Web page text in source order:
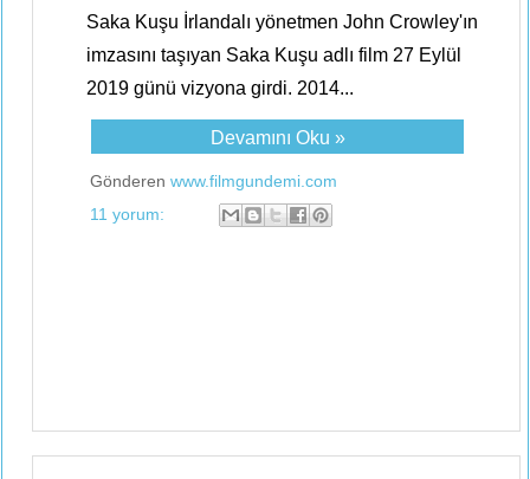
Saka Kuşu İrlandalı yönetmen John Crowley'ın
imzasını taşıyan Saka Kuşu adlı film 27 Eylül
2019 günü vizyona girdi. 2014...
Devamını Oku »
Gönderen www.filmgundemi.com
11 yorum: